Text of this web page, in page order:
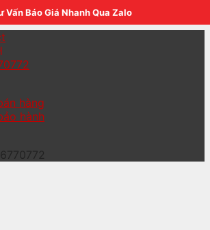
hàng
hành
Vấn Báo Giá Nhanh Qua Zalo